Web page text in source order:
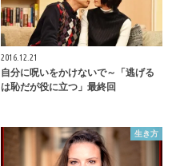
2016.12.21
自分に呪いをかけないで～「逃げる
は恥だが役に立つ」最終回
生き方